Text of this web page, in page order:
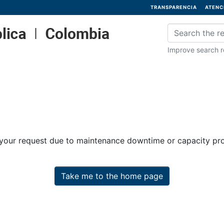
TRANSPARENCIA
Improve search
request due to maintenance downtime or capacity
Take me to the home page